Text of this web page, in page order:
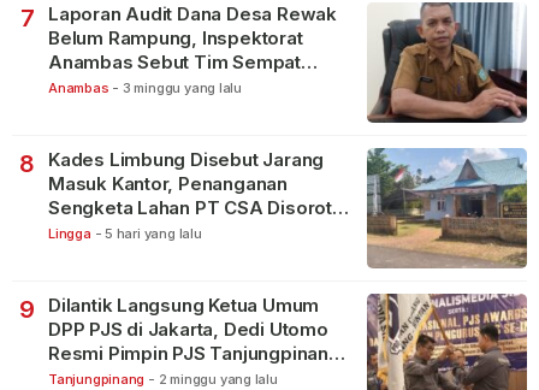
7
Laporan Audit Dana Desa Rewak
Belum Rampung, Inspektorat
Anambas Sebut Tim Sempat
Terbagi Tangani Kasus Lain
Anambas - 3 minggu yang lalu
8
Kades Limbung Disebut Jarang
Masuk Kantor, Penanganan
Sengketa Lahan PT CSA Disorot
Warga
Lingga - 5 hari yang lalu
9
Dilantik Langsung Ketua Umum
DPP PJS di Jakarta, Dedi Utomo
Resmi Pimpin PJS Tanjungpinang-
Bintan
Tanjungpinang - 2 minggu yang lalu